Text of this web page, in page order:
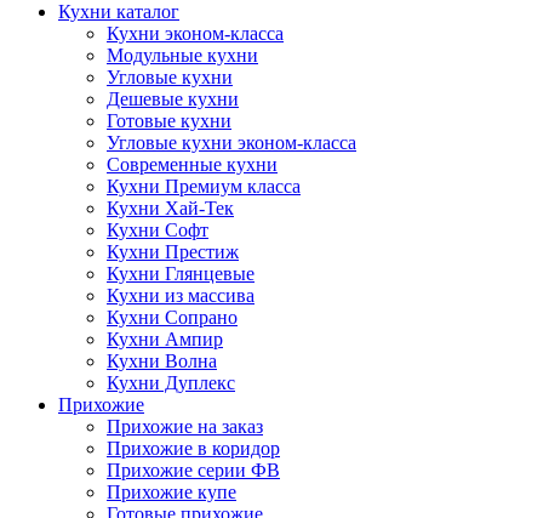
Кухни каталог
Кухни эконом-класса
Модульные кухни
Угловые кухни
Дешевые кухни
Готовые кухни
Угловые кухни эконом-класса
Современные кухни
Кухни Премиум класса
Кухни Хай-Тек
Кухни Софт
Кухни Престиж
Кухни Глянцевые
Кухни из массива
Кухни Сопрано
Кухни Ампир
Кухни Волна
Кухни Дуплекс
Прихожие
Прихожие на заказ
Прихожие в коридор
Прихожие серии ФВ
Прихожие купе